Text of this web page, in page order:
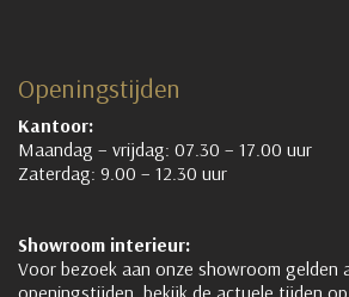
Openingstijden
Kantoor:
Maandag – vrijdag: 07.30 – 17.00 uur
Zaterdag: 9.00 – 12.30 uur
Showroom interieur:
Voor bezoek aan onze showroom gelden